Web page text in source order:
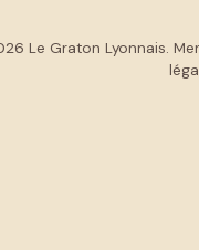
Le Graton Lyonnais.